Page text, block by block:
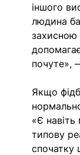
іншого
людина
захисною
почуте»,
Якщо
«Є
типову
спочатку